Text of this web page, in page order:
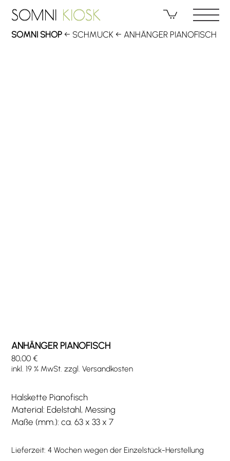
SOMNI KIOSK
content
SOMNI KIOSK
SOMNI SHOP ← SCHMUCK ←ANHÄNGER PIANOFISCH
ANHÄNGER PIANOFISCH
80,00€
inkl. 19 % MwSt. zzgl.Versandkosten
Halskette Pianofisch
Material: Edelstahl, Messing
Maße (mm.): ca. 63 x 33 x 7
Lieferzeit:4 Wochen wegen der Einzelstück-Herstellung